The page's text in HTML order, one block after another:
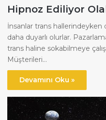
Hipnoz Ediliyor
İnsanlar trans hallerindeyken
daha duyarlı olurlar.
trans haline sokabilmeye
Müşterileri…
Devamını Oku »